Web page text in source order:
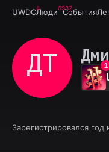
UWDCЛюди6932
События
ДТ
0
1
2
3
6
Зарегистрировался год